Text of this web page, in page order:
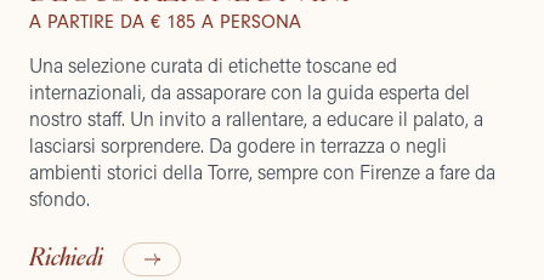
A PARTIRE DA € 185 A PERSONA
Una selezione curata di etichette toscane ed
internazionali, da assaporare con la guida esperta del
nostro staff. Un invito a rallentare, a educare il palato, a
lasciarsi sorprendere. Da godere in terrazza o negli
ambienti storici della Torre, sempre con Firenze a fare da
sfondo.
Richiedi